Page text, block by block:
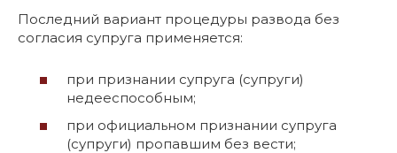
Последний вариант процедуры развода без
согласия супруга применяется:
при признании супруга (супруги)
недееспособным;
при официальном признании супруга
(супруги) пропавшим без вести;